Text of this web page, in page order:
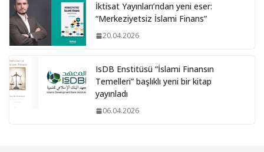
İktisat Yayınları’ndan yeni eser:
“Merkeziyetsiz İslami Finans”
20.04.2026
IsDB Enstitüsü “İslami Finansın
Temelleri” başlıklı yeni bir kitap
yayınladı
06.04.2026